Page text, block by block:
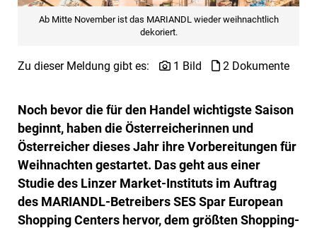
Ab Mitte November ist das MARIANDL wieder weihnachtlich
dekoriert.
Zu dieser Meldung gibt es: 1 Bild 2 Dokumente
Noch bevor die für den Handel wichtigste Saison
beginnt, haben die Österreicherinnen und
Österreicher dieses Jahr ihre Vorbereitungen für
Weihnachten gestartet. Das geht aus einer
Studie des Linzer Market-Instituts im Auftrag
des MARIANDL-Betreibers SES Spar European
Shopping Centers hervor, dem größten Shopping-